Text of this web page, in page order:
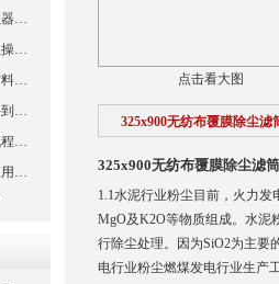
点击看大图
325x900无纺布覆膜除尘滤
325x900无纺布覆膜除尘滤筒
1.1水泥行业粉尘目前，火力发
MgO及K2O等物质组成。水泥
行除尘处理。因为SiO2为主要
电行业粉尘燃煤发电行业生产
从材质革新到结构优化，解码除尘器滤芯性能跃升的核心逻辑
数控机床滤芯安装指南：三步精准操作，杜绝设备“亚健康”
不锈钢滤芯测试标准全解析，从材料性能到应用场景的严苛验证
润滑油滤芯精度分级：从工业设备到精密系统的过滤密码
主轴油泵滤芯从定位到调试的全流程解析
颇尔滤芯精度字母编码的解析与应用指南